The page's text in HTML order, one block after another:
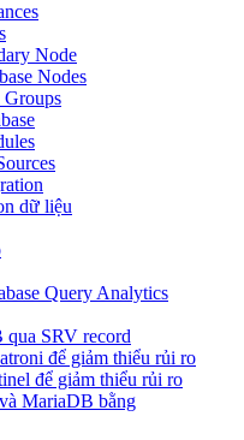
Node
Nodes
dữ liệu
Query Analytics
SRV record
để giảm thiểu rủi ro
để giảm thiểu rủi ro
MariaDB bằng